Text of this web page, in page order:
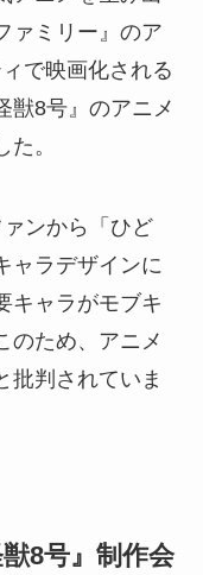
ァミリー』のア
で映画化される
獣8号』のアニメ
。
ンから「ひど
ャラデザインに
キャラがモブキ
のため、アニメ
批判されていま
8号』制作会